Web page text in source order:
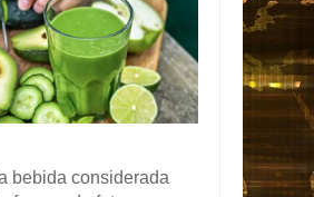
bebida considerada